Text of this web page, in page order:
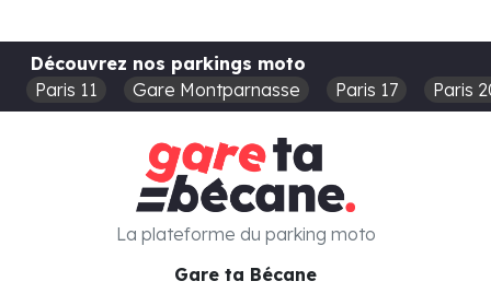
Découvrez nos parkings moto
Paris 11
Gare Montparnasse Paris 17 Paris
Gare ta Bécane
La plateforme du parking moto